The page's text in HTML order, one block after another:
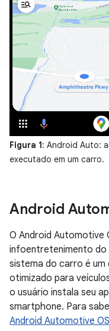
Figura 1: Android Auto:
executado em um carro.
Android
O Android Automotive
infoentretenimento do
sistema do carro é
otimizado para
o usuário instala seu
smartphone. Para
Android Automotive OS